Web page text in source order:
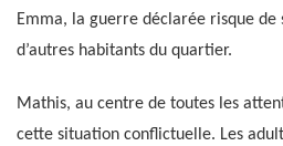
Emma, la guerre déclarée risque de
d’autres habitants du quartier.
Mathis, au centre de toutes les
cette situation conflictuelle. Les